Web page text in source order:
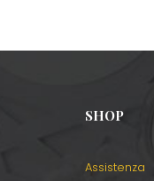
SHOP
Assistenza